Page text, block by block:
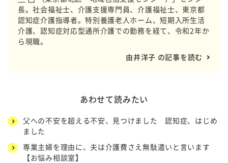
長。社会福祉士、介護支援専門員、介護福祉士、東京都
認知症介護指導者。特別養護老人ホーム、短期入所生活
介護、認知症対応型通所介護での勤務を経て、令和2年か
ら現職。
由井洋子 の記事を読む
あわせて読みたい
父への不安を超える不安、見つけました 認知症、はじめ
ました
専業主婦を理由に、夫は介護費さえ無駄遣いと言います
【お悩み相談室】